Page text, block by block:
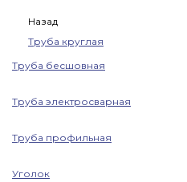
Назад
Труба круглая
Труба бесшовная
Труба электросварная
Труба профильная
Уголок